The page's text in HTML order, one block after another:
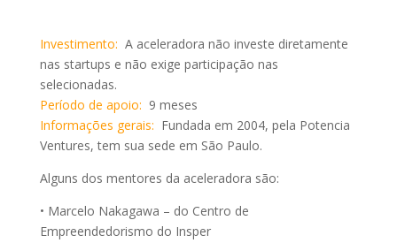
Investimento: A aceleradora não investe diretamente
nas startups e não exige participação nas
selecionadas.
Período de apoio: 9 meses
Informações gerais: Fundada em 2004, pela Potencia
Ventures, tem sua sede em São Paulo.
Alguns dos mentores da aceleradora são:
• Marcelo Nakagawa – do Centro de
Empreendedorismo do Insper